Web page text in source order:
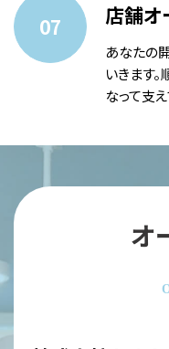
店舗オ
あなたの
いきます
なって支え
オ